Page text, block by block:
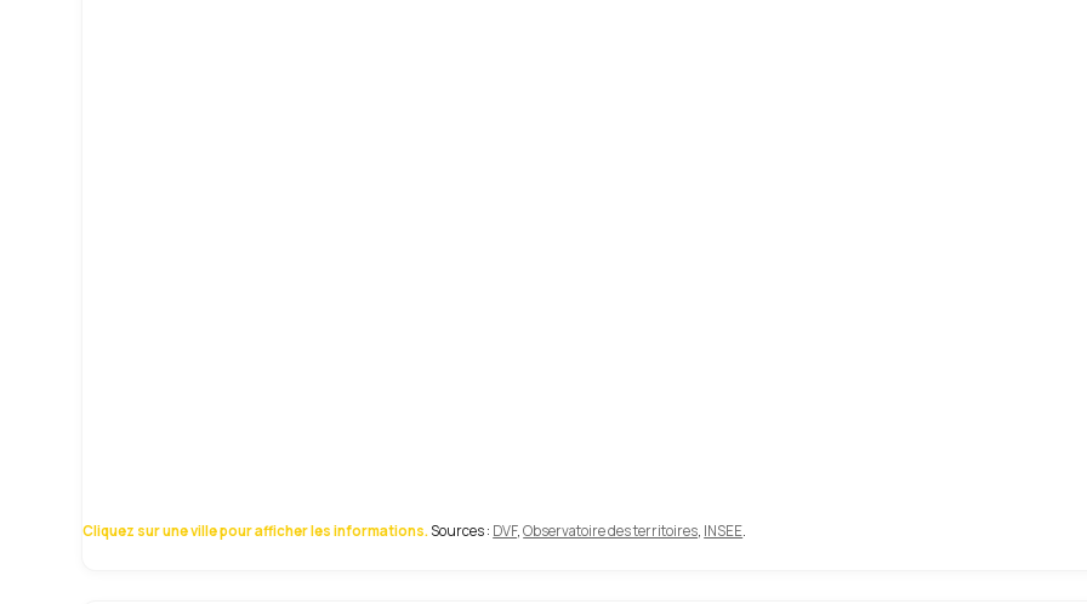
Cliquez sur une ville pour afficher les informations. Sources : DVF,Observatoire des territoires, INSEE.